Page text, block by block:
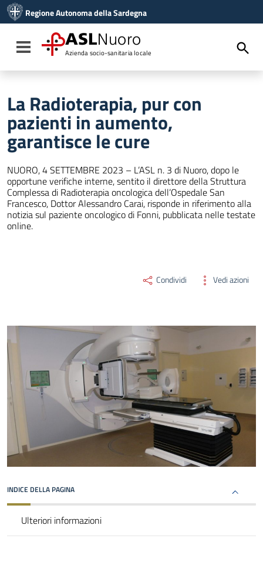
Vai al menu di navigazione
Vai al footer
Regione Autonoma della Sardegna
Toggle navigation
ASLNuoro
Azienda socio-sanitaria locale
La Radioterapia, pur con
pazienti in aumento,
garantisce le cure
NUORO, 4 SETTEMBRE 2023 – L’ASL n. 3 di Nuoro, dopo le
opportune verifiche interne, sentito il direttore della Struttura
Complessa di Radioterapia oncologica dell’Ospedale San
Francesco, Dottor Alessandro Carai, risponde in riferimento alla
notizia sul paziente oncologico di Fonni, pubblicata nelle testate
online.
Condividi Vedi azioni
INDICE DELLA PAGINA
Ulteriori informazioni